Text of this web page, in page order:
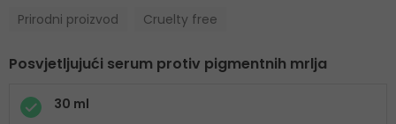
Prirodni proizvod
Cruelty free
Posvjetljujući serum protiv pigmentnih mrlja
30 ml